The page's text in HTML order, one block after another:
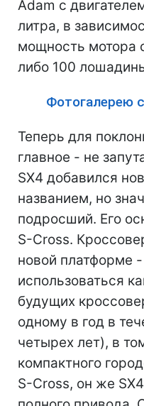
Adam с
литра, в
мощность мотора
либо 100
Фотогалерею
Теперь для
главное - не
SX4 добавился
названием, но
подросший. Его
S-Cross.
новой платформе
использоваться
будущих
одному в год в
четырех лет), в
компактного
S-Cross, он же